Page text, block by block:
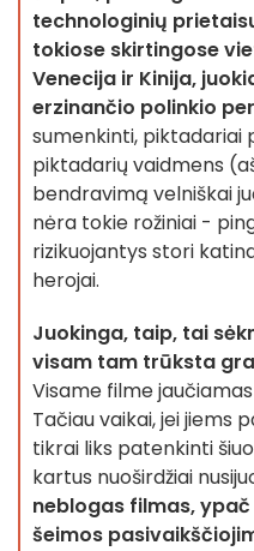
technologinių
tokiose skirtingose
Venecija ir Kinija,
erzinančio polinkio
sumenkinti, piktadariai
piktadarių vaidmens
bendravimą velniškai
nėra tokie rožiniai -
rizikuojantys stori
herojai.
Juokinga, taip, tai
visam tam trūksta
Visame filme
Tačiau vaikai, jei jiems
tikrai liks patenkinti
kartus nuoširdžiai
neblogas filmas,
šeimos